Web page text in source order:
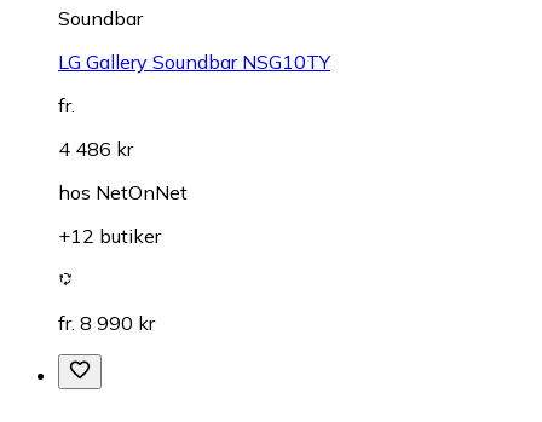
Soundbar
LG Gallery Soundbar NSG10TY
fr.
4 486 kr
hos NetOnNet
+12 butiker
fr. 8 990 kr